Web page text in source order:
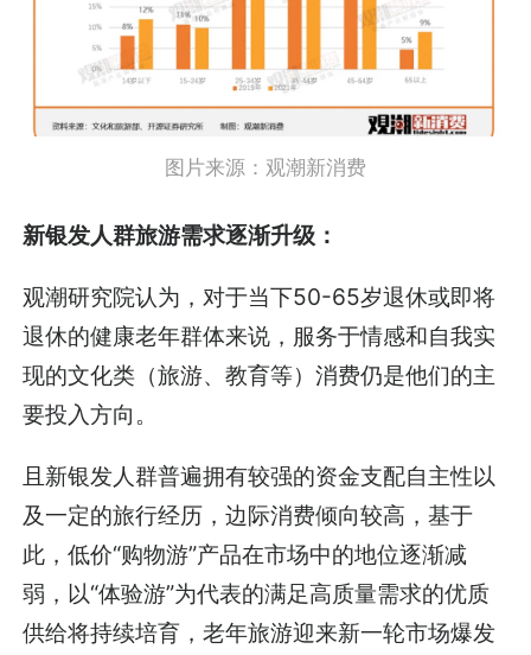
图片来源：观潮新消费
新银发人群旅游需求逐渐升级：
观潮研究院认为，对于当下50-65岁退休或即将
退休的健康老年群体来说，服务于情感和自我实
现的文化类（旅游、教育等）消费仍是他们的主
要投入方向。
且新银发人群普遍拥有较强的资金支配自主性以
及一定的旅行经历，边际消费倾向较高，基于
此，低价“购物游”产品在市场中的地位逐渐减
弱，以“体验游”为代表的满足高质量需求的优质
供给将持续培育，老年旅游迎来新一轮市场爆发